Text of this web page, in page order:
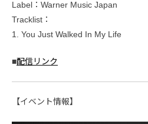
Label：Warner Music Japan
Tracklist：
1. You Just Walked In My Life
■配信リンク
【イベント情報】